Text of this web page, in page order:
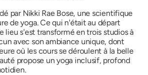
par Nikki Rae Bose, une scientifique
de yoga. Ce qui n'était au départ
lieu s'est transformé en trois studios à
avec son ambiance unique, dont
où les cours se déroulent à la belle
propose un yoga inclusif, profond